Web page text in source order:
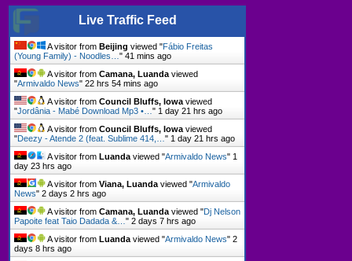
Live Traffic Feed
A visitor from Beijing viewed "Fábio Freitas
(Young Family) - Noodles…"41 mins ago
A visitor fromCamana, Luanda viewed
"Armivaldo News"22 hrs 54 mins ago
A visitor fromCouncil Bluffs, Iowa viewed
"Jordânia - Mabé Download Mp3 •…" 1 day 21 hrs ago
A visitor fromCouncil Bluffs, Iowa viewed
"Deezy - Atende 2 (feat. Sublime 414,…" 1 day 21 hrs ago
A visitor from Luanda viewed "Armivaldo News" 1
day 23 hrs ago
A visitor fromViana, Luanda viewed "Armivaldo
News"2 days 2 hrs ago
A visitor fromCamana, Luanda viewed "Dj Nelson
Papoite feat Taio Dadada &…"2 days 7 hrs ago
A visitor from Luanda viewed "Armivaldo News"2
days 8 hrs ago